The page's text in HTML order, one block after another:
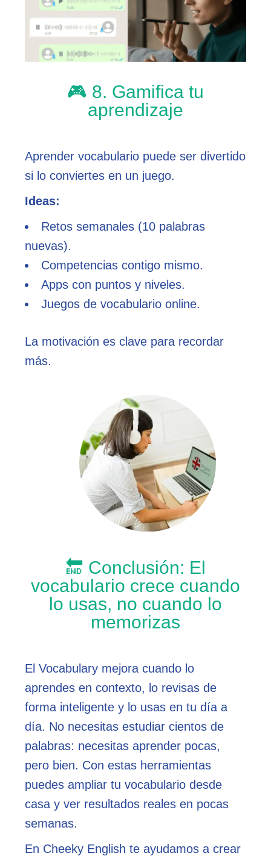
🎮 8. Gamifica tu
aprendizaje
Aprender vocabulario puede ser divertido
si lo conviertes en un juego.
Ideas:
Retos semanales (10 palabras
nuevas).
Competencias contigo mismo.
Apps con puntos y niveles.
Juegos de vocabulario online.
La motivación es clave para recordar
más.
🔚 Conclusión: El
vocabulario crece cuando
lo usas, no cuando lo
memorizas
El Vocabulary mejora cuando lo
aprendes en contexto, lo revisas de
forma inteligente y lo usas en tu día a
día. No necesitas estudiar cientos de
palabras: necesitas aprender pocas,
pero bien. Con estas herramientas
puedes ampliar tu vocabulario desde
casa y ver resultados reales en pocas
semanas.
En Cheeky English te ayudamos a crear